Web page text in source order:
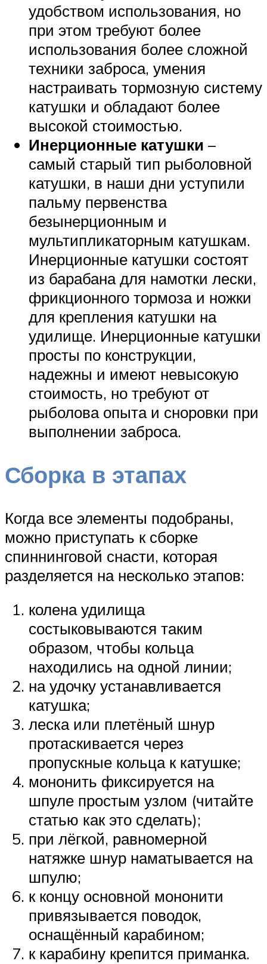
удобством использования, но
при этом требуют более
использования более сложной
техники заброса, умения
настраивать тормозную систему
катушки и обладают более
высокой стоимостью.
Инерционные катушки –
самый старый тип рыболовной
катушки, в наши дни уступили
пальму первенства
безынерционным и
мультипликаторным катушкам.
Инерционные катушки состоят
из барабана для намотки лески,
фрикционного тормоза и ножки
для крепления катушки на
удилище. Инерционные катушки
просты по конструкции,
надежны и имеют невысокую
стоимость, но требуют от
рыболова опыта и сноровки при
выполнении заброса.
Сборка в этапах
Когда все элементы подобраны,
можно приступать к сборке
спиннинговой снасти, которая
разделяется на несколько этапов:
колена удилища
состыковываются таким
образом, чтобы кольца
находились на одной линии;
на удочку устанавливается
катушка;
леска или плетёный шнур
протаскивается через
пропускные кольца к катушке;
мононить фиксируется на
шпуле простым узлом (читайте
статью как это сделать);
при лёгкой, равномерной
натяжке шнур наматывается на
шпулю;
к концу основной мононити
привязывается поводок,
оснащённый карабином;
к карабину крепится приманка.